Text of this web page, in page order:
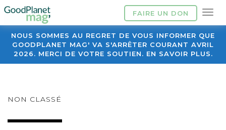
FAIRE UN DON
NOUS SOMMES AU REGRET DE VOUS INFORMER QUE
GOODPLANET MAG' VA S'ARRÊTER COURANT AVRIL
2026. MERCI DE VOTRE SOUTIEN. EN SAVOIR PLUS.
NON CLASSÉ